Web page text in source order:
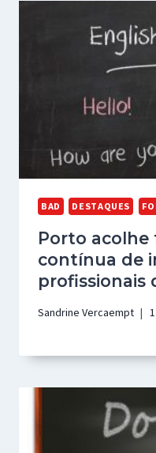
BAD DESTAQUES
Porto acolhe
contínua de
profissionais
Sandrine Vercaempt